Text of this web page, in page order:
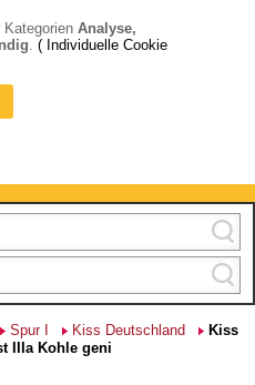
vom 03. bis 28.
Spur I Kiss Deutschland
Kiss
IIIa Kohle geni
Analyse,
. ( Individuelle Cookie